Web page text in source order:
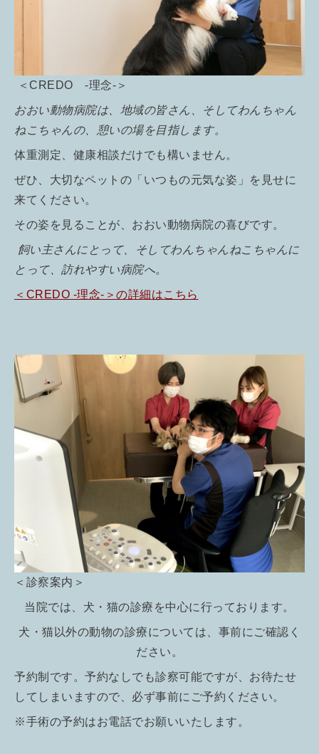
＜CREDO -理念-＞
おおい動物病院は、地域の皆さん、そしてわんちゃん
ねこちゃんの、憩いの場を目指します。
体重測定、健康相談だけでも構いません。
ぜひ、大切なペットの「いつもの元気な姿」を見せに
来てください。
その姿を見ることが、おおい動物病院の喜びです。
飼い主さんにとって、そしてわんちゃんねこちゃんに
とって、訪れやすい病院へ。
＜CREDO -理念-＞の詳細はこちら
＜診察案内＞
当院では、犬・猫の診療を中心に行っております。
犬・猫以外の動物の診療については、事前にご確認く
ださい。
予約制です。予約なしでも診察可能ですが、お待たせ
してしまいますので、必ず事前にご予約ください。
※手術の予約はお電話でお願いいたします。